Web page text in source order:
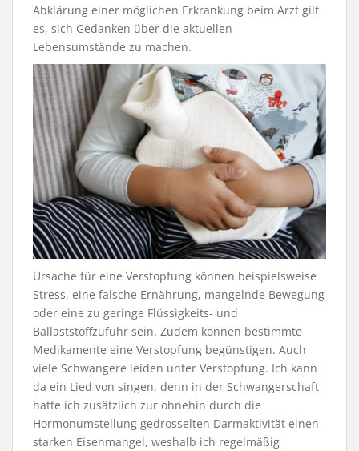
Abklärung einer möglichen Erkrankung beim Arzt gilt
es, sich Gedanken über die aktuellen
Lebensumstände zu machen.
Ursache für eine Verstopfung können beispielsweise
Stress, eine falsche Ernährung, mangelnde Bewegung
oder eine zu geringe Flüssigkeits- und
Ballaststoffzufuhr sein. Zudem können bestimmte
Medikamente eine Verstopfung begünstigen. Auch
viele Schwangere leiden unter Verstopfung. Ich kann
da ein Lied von singen, denn in der Schwangerschaft
hatte ich zusätzlich zur ohnehin durch die
Hormonumstellung gedrosselten Darmaktivität einen
starken Eisenmangel, weshalb ich regelmäßig